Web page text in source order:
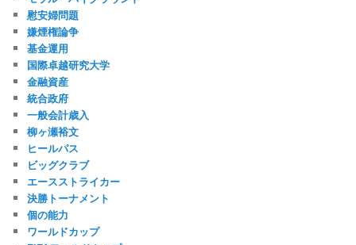
慰安婦問題
嫌煙権論争
基金運用
国際卓越研究大学
金融資産
統合政府
一般会計歳入
柳ヶ瀬裕文
ヒールパス
ビッグクラブ
エースストライカー
決勝トーナメント
個の能力
ワールドカップ